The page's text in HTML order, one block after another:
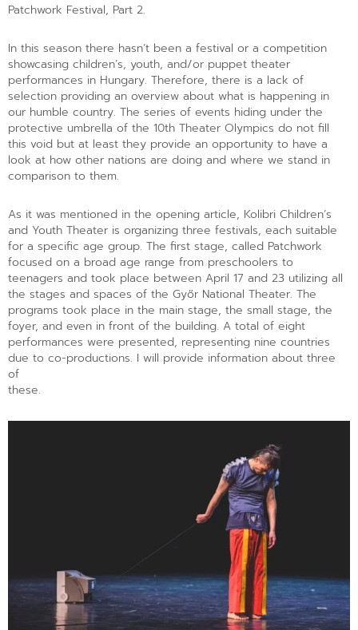
Patchwork Festival, Part 2.
In this season there hasn’t been a festival or a competition
showcasing children’s, youth, and/or puppet theater
performances in Hungary. Therefore, there is a lack of
selection providing an overview about what is happening in
our humble country. The series of events hiding under the
protective umbrella of the 10th Theater Olympics do not fill
this void but at least they provide an opportunity to have a
look at how other nations are doing and where we stand in
comparison to them.
As it was mentioned in the opening article, Kolibri Children’s
and Youth Theater is organizing three festivals, each suitable
for a specific age group. The first stage, called Patchwork
focused on a broad age range from preschoolers to
teenagers and took place between April 17 and 23 utilizing all
the stages and spaces of the Győr National Theater. The
programs took place in the main stage, the small stage, the
foyer, and even in front of the building. A total of eight
performances were presented, representing nine countries
due to co-productions. I will provide information about three
of
these.